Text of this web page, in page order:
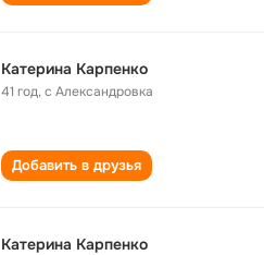
Катерина Карпенко
41 год,с Александровка
Добавить в друзья
Катерина Карпенко